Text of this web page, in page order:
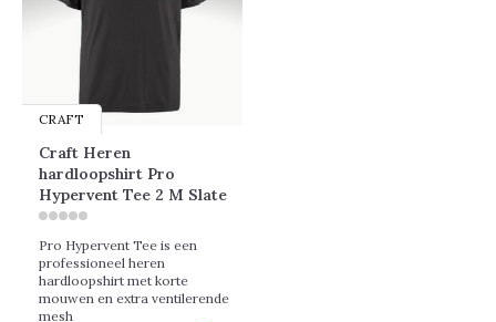
CRAFT
Craft Heren
hardloopshirt Pro
Hypervent Tee 2 M Slate
Pro Hypervent Tee is een
professioneel heren
hardloopshirt met korte
mouwen en extra ventilerende
mesh